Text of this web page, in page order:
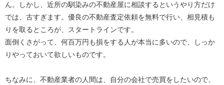
ん。しかし、近所の馴染みの不動産屋に相談するというやり方だけ
では、古すぎます。優良の不動産査定依頼を無料で行い、相見積も
りを取るところが、スタートラインです。
面倒くさがって、何百万円も損をする人が本当に多いので、しっか
りやっておいて欲しいものです。
ちなみに、不動産業者の人間は、自分の会社で売買をしたいので、